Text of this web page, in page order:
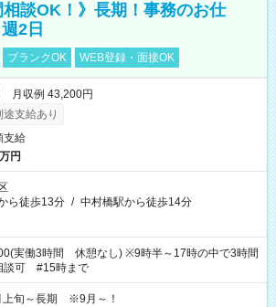
談OK！》長期！事務のお仕
2日
ブランクOK WEB登録・面接OK
月収例 43,200円
支給あり
支給
円
ら徒歩13分 / 中村橋駅から徒歩14分
実働3時間 休憩なし) ※9時半～17時の中で3時間
談可 #15時まで
上旬～長期 ※9月～！